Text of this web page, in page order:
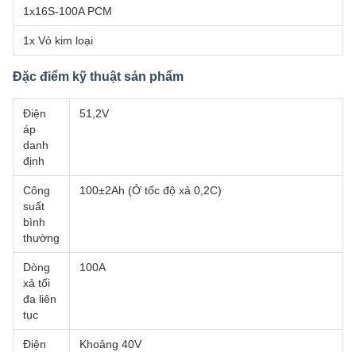
1x16S-100A PCM
1x Vỏ kim loại
Đặc điểm kỹ thuật sản phẩm
Điện
áp
danh
định
51,2V
Công
suất
bình
thường
100±2Ah (Ở tốc độ xả 0,2C)
Dòng
xả tối
đa liên
tục
100A
Điện
Khoảng 40V